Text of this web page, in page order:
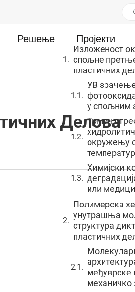
Решење Пројекти
Делова
Изложеност
спољне
пластичних
УВ
у спољним
Трмен
окружењу
Химијски
или
Полимерска
унутрашња
структура
пластичних
међуврске